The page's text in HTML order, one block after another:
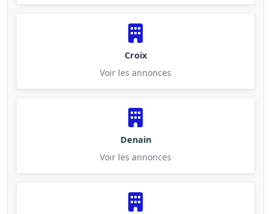
Croix
Voir les annonces
Denain
Voir les annonces